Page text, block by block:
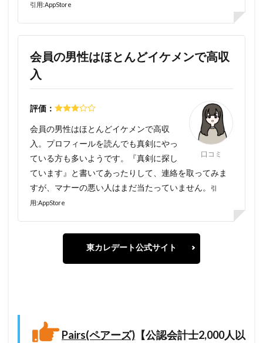
引用:AppStore
会員の男性はほとんどイケメンで高収
入
口コミ
評価：
会員の男性はほとんどイケメンで高収
入。プロフィールを読んでも真剣にやっ
ている方も多いようです。『真剣に探し
ています』と書いてあったりして、連絡を取ってみま
すが、マナーの悪い人はまだ当たっていません。
引
用:AppStore
東カレデート公式サイト
Pairs(ペアーズ) 【公認会計士2,000人以